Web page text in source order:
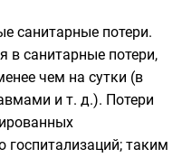
санитарные потери.
в санитарные потери,
чем на сутки (в
и т. д.). Потери
госпитализаций; таким